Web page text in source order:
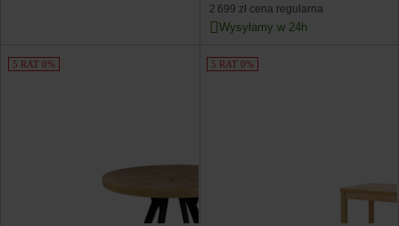
2 699 zł cena regularna
Wysyłamy w 24h
5 RAT 0% 5 RAT 0%